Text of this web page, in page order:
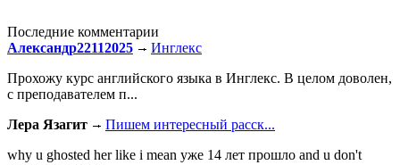
Последние комментарии
Александр22112025
Инглекс
Прохожу курс английского языка в Инглекс. В целом доволен,
с преподавателем п...
Лера Язагит
Пишем интересный расск...
why u ghosted her like i mean уже 14 лет прошло and u don't